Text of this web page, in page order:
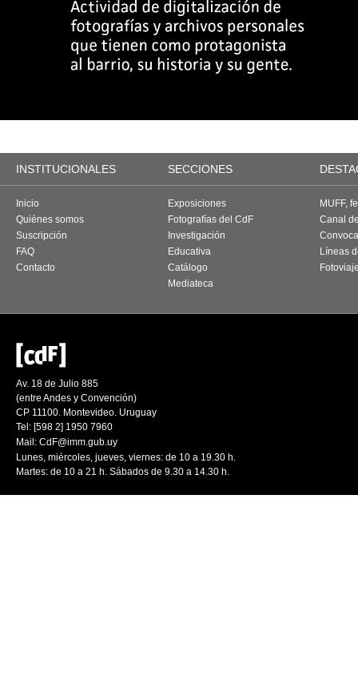
INSTITUCIONALES SECCIONES
Inicio
Quiénes somos
Suscripción
FAQ
Contacto
Exposiciones
Fotografías del CdF
Investigación
Educativa
Catálogo
Mediateca
MUFF,
Canal
Líneas
Av. 18 de Julio 885
(entre Andes y Convención)
CP 11100. Montevideo. Uruguay
Tel: [598 2] 1950 7960
Mail: CdF@imm.gub.uy
Lunes, miércoles, jueves, viernes: de 10 a 19.30 h.
Martes: de 10 a 21 h. Sábados de 9.30 a 14.30 h.